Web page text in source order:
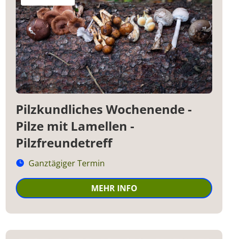
Pilzkundliches Wochenende -
Pilze mit Lamellen -
Pilzfreundetreff
Ganztägiger Termin
MEHR INFO